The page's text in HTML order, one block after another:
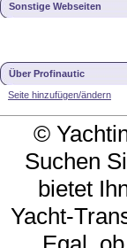
Sonstige Webseiten
Über Profinautic
Seite hinzufügen/ändern
©
Suchen
bietet
Yacht-